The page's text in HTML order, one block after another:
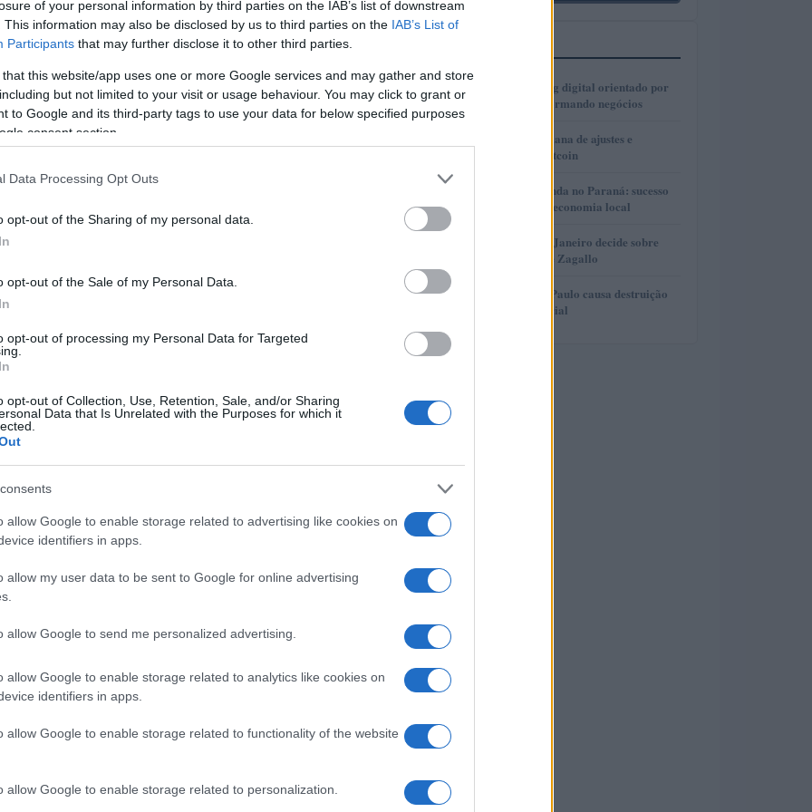
of your personal information by third parties on the IAB’s list of downstream
This information may also be disclosed by us to third parties on the IAB’s List of
Participants that may further disclose it to other third parties.
that this website/app uses one or more Google services and may gather and store
but not limited to your visit or usage behaviour. You may click to grant or
to Google and its third-party tags to use your data for below specified purposes
consent section.
Data Processing Opt Outs
opt-out of the Sharing of my personal data.
opt-out of the Sale of my Personal Data.
opt-out of processing my Personal Data for Targeted
opt-out of Collection, Use, Retention, Sale, and/or Sharing
Data that Is Unrelated with the Purposes for which it
allow Google to enable storage related to advertising like cookies on
identifiers in apps.
allow my user data to be sent to Google for online advertising
allow Google to send me personalized advertising.
allow Google to enable storage related to analytics like cookies on
identifiers in apps.
allow Google to enable storage related to functionality of the website
allow Google to enable storage related to personalization.
orgânico. Dados recentes mostram que o
de 32%. Empresas como
com a Forbes enfrentando uma diminuição de
uma mudança de paradigma, onde a
.
1
Como o marketing digital orientado por
dados está transformando negócios
2
Real e cripto: semana de ajustes e
dominância de Bitcoin
3
Turismo de Lavanda no Paraná: sucesso
que movimenta a economia local
Justiça do Rio de Janeiro decide sobre
divisão de bens de Zagallo
5
Incêndio em São Paulo causa destruição
em centro comercial